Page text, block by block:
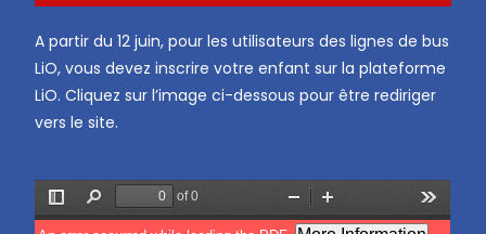
A partir du 12 juin, pour les utilisateurs des lignes de bus
LiO, vous devez inscrire votre enfant sur la plateforme
LiO. Cliquez sur l’image ci-dessous pour être rediriger
vers le site.